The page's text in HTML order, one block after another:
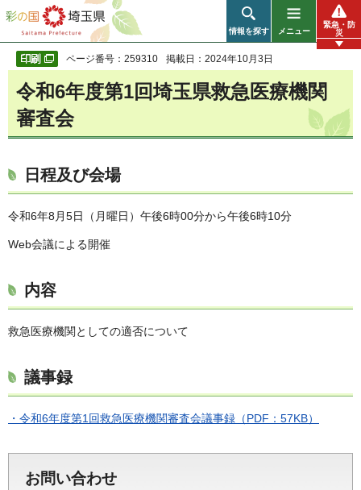
彩の国 埼玉県
情報を探す メニュー
緊急・防
災
ページ番号：259310 掲載日：2024年10月3日
令和6年度第1回埼玉県救急医療機関
審査会
日程及び会場
令和6年8月5日（月曜日）午後6時00分から午後6時10分
Web会議による開催
内容
救急医療機関としての適否について
議事録
・令和6年度第1回救急医療機関審査会議事録（PDF：57KB）
お問い合わせ